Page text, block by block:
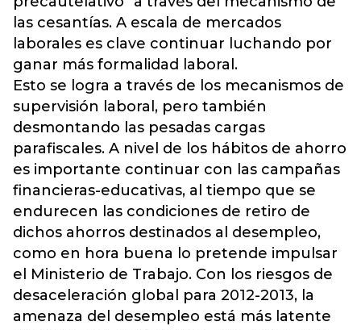
las cesantías. A escala de mercados
laborales es clave continuar luchando por
ganar más formalidad laboral.
Esto se logra a través de los mecanismos de
supervisión laboral, pero también
desmontando las pesadas cargas
parafiscales. A nivel de los hábitos de ahorro
es importante continuar con las campañas
financieras-educativas, al tiempo que se
endurecen las condiciones de retiro de
dichos ahorros destinados al desempleo,
como en hora buena lo pretende impulsar
el Ministerio de Trabajo. Con los riesgos de
desaceleración global para 2012-2013, la
amenaza del desempleo está más latente